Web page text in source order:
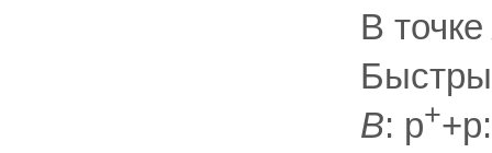
В точке
В: p+